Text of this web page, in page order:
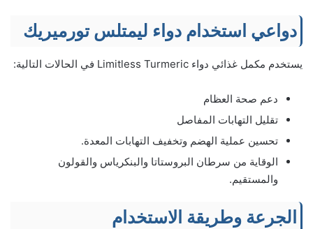
دواعي استخدام دواء ليمتلس تورميريك
يستخدم مكمل غذائي دواء Limitless Turmeric في الحالات التالية:
دعم صحة العظام
تقليل التهابات المفاصل
تحسين عملية الهضم وتخفيف التهابات المعدة.
الوقاية من سرطان البروستاتا والبنكرياس والقولون
والمستقيم.
الجرعة وطريقة الاستخدام